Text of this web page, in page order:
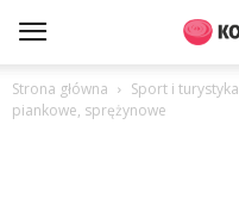
Strona główna Sport i turystyka
piankowe, sprężynowe